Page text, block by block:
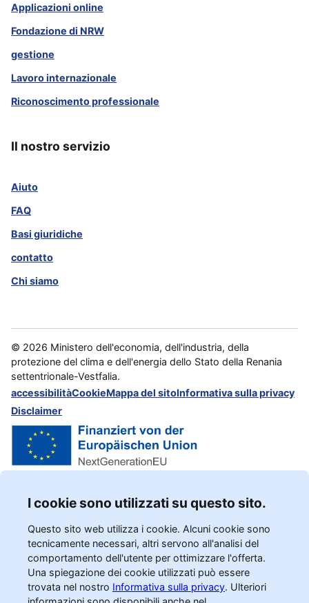
Applicazioni online
Fondazione di NRW
gestione
Lavoro internazionale
Riconoscimento professionale
Il nostro servizio
Aiuto
FAQ
Basi giuridiche
contatto
Chi siamo
© 2026 Ministero dell'economia, dell'industria, della
protezione del clima e dell'energia dello Stato della Renania
settentrionale-Vestfalia.
accessibilitàCookieMappa del sitoInformativa sulla privacy
Disclaimer
I cookie sono utilizzati su questo sito.
Questo sito web utilizza i cookie. Alcuni cookie sono
tecnicamente necessari, altri servono all'analisi del
comportamento dell'utente per ottimizzare l'offerta.
Una spiegazione dei cookie utilizzati può essere
trovata nel nostro Informativa sulla privacy. Ulteriori